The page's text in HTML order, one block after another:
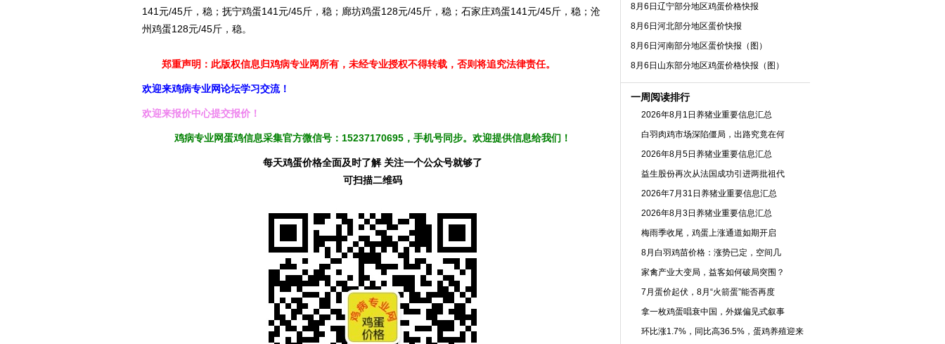
141元/45斤，稳；抚宁鸡蛋141元/45斤，稳；廊坊鸡蛋128元/45斤，稳；石家庄鸡蛋141元/45斤，稳；沧
州鸡蛋128元/45斤，稳。
郑重声明：此版权信息归鸡病专业网所有，未经专业授权不得转载，否则将追究法律责任。
欢迎来鸡病专业网论坛学习交流！
欢迎来报价中心提交报价！
鸡病专业网蛋鸡信息采集官方微信号：15237170695，手机号同步。欢迎提供信息给我们！
每天鸡蛋价格全面及时了解 关注一个公众号就够了
可扫描二维码
8月6日辽宁部分地区鸡蛋价格快报
8月6日河北部分地区蛋价快报
8月6日河南部分地区蛋价快报（图）
8月6日山东部分地区鸡蛋价格快报（图）
一周阅读排行
2026年8月1日养猪业重要信息汇总
白羽肉鸡市场深陷僵局，出路究竟在何
2026年8月5日养猪业重要信息汇总
益生股份再次从法国成功引进两批祖代
2026年7月31日养猪业重要信息汇总
2026年8月3日养猪业重要信息汇总
梅雨季收尾，鸡蛋上涨通道如期开启
8月白羽鸡苗价格：涨势已定，空间几
家禽产业大变局，益客如何破局突围？
7月蛋价起伏，8月“火箭蛋”能否再度
拿一枚鸡蛋唱衰中国，外媒偏见式叙事
环比涨1.7%，同比高36.5%，蛋鸡养殖迎来